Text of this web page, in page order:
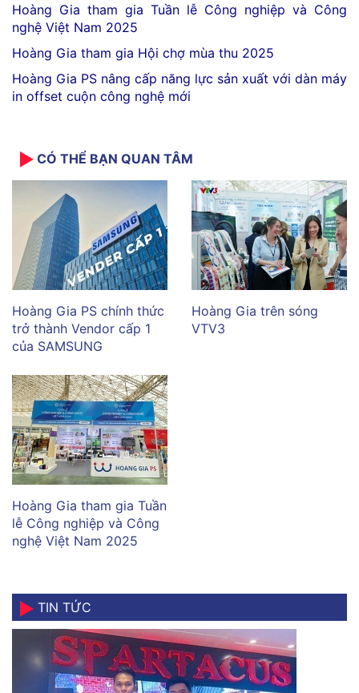
Hoàng Gia tham gia Tuần lễ Công nghiệp và Công
nghệ Việt Nam 2025
Hoàng Gia tham gia Hội chợ mùa thu 2025
Hoàng Gia PS nâng cấp năng lực sản xuất với dàn máy
in offset cuộn công nghệ mới
CÓ THỂ BẠN QUAN TÂM
Hoàng Gia PS chính thức
trở thành Vendor cấp 1
của SAMSUNG
Hoàng Gia trên sóng
VTV3
Hoàng Gia tham gia Tuần
lễ Công nghiệp và Công
nghệ Việt Nam 2025
TIN TỨC